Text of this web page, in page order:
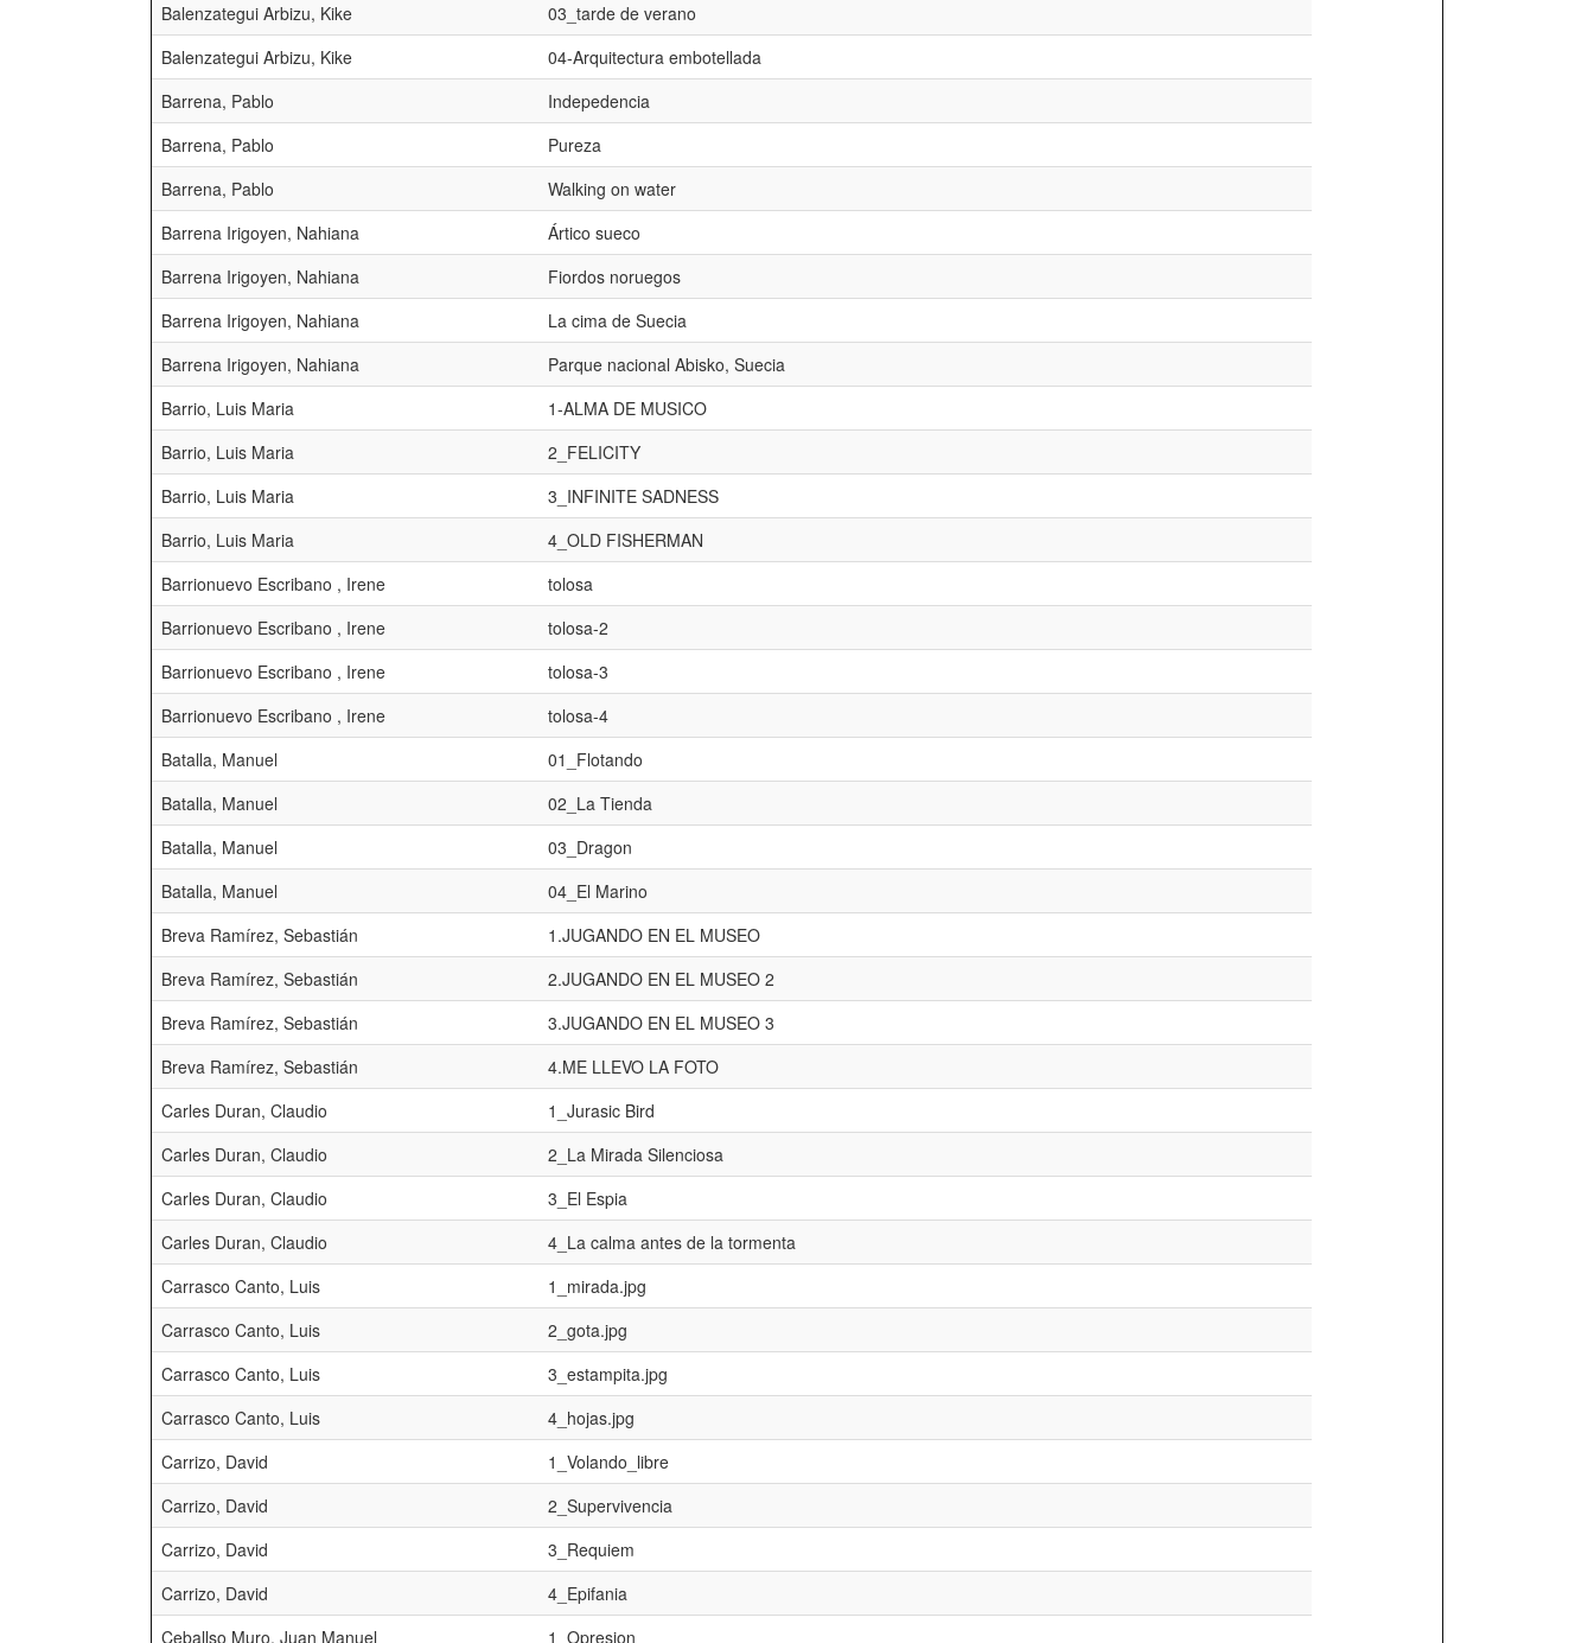
Balenzategui Arbizu, Kike
03_tarde de verano
Balenzategui Arbizu, Kike
04-Arquitectura embotellada
Barrena, Pablo
Indepedencia
Barrena, Pablo
Pureza
Barrena, Pablo
Walking on water
Barrena Irigoyen, Nahiana
Ártico sueco
Barrena Irigoyen, Nahiana
Fiordos noruegos
Barrena Irigoyen, Nahiana
La cima de Suecia
Barrena Irigoyen, Nahiana
Parque nacional Abisko, Suecia
Barrio, Luis Maria
1-ALMA DE MUSICO
Barrio, Luis Maria
2_FELICITY
Barrio, Luis Maria
3_INFINITE SADNESS
Barrio, Luis Maria
4_OLD FISHERMAN
Barrionuevo Escribano , Irene
tolosa
Barrionuevo Escribano , Irene
tolosa-2
Barrionuevo Escribano , Irene
tolosa-3
Barrionuevo Escribano , Irene
tolosa-4
Batalla, Manuel
01_Flotando
Batalla, Manuel
02_La Tienda
Batalla, Manuel
03_Dragon
Batalla, Manuel
04_El Marino
Breva Ramírez, Sebastián
1.JUGANDO EN EL MUSEO
Breva Ramírez, Sebastián
2.JUGANDO EN EL MUSEO 2
Breva Ramírez, Sebastián
3.JUGANDO EN EL MUSEO 3
Breva Ramírez, Sebastián
4.ME LLEVO LA FOTO
Carles Duran, Claudio
1_Jurasic Bird
Carles Duran, Claudio
2_La Mirada Silenciosa
Carles Duran, Claudio
3_El Espia
Carles Duran, Claudio
4_La calma antes de la tormenta
Carrasco Canto, Luis
1_mirada.jpg
Carrasco Canto, Luis
2_gota.jpg
Carrasco Canto, Luis
3_estampita.jpg
Carrasco Canto, Luis
4_hojas.jpg
Carrizo, David
1_Volando_libre
Carrizo, David
2_Supervivencia
Carrizo, David
3_Requiem
Carrizo, David
4_Epifania
Ceballso Muro, Juan Manuel
1_Opresion